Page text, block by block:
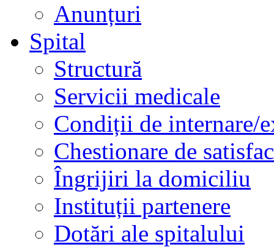
Anunțuri
Spital
Structură
Servicii medicale
Condiții de internare/
Chestionare de
Îngrijiri la domiciliu
Instituții partenere
Dotări ale spitalului